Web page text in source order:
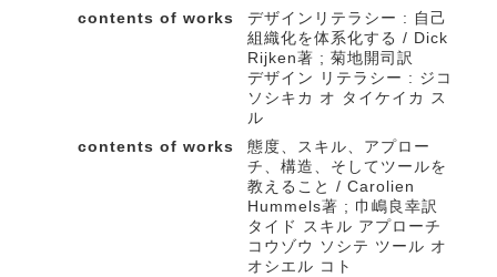
contents of works
デザインリテラシー : 自己
組織化を体系化する / Dick
Rijken著 ; 菊地開司訳
デザイン リテラシー : ジコ
ソシキカ オ タイケイカ ス
ル
contents of works
態度、スキル、アプロー
チ、構造、そしてツールを
教えること / Carolien
Hummels著 ; 巾嶋良幸訳
タイド スキル アプローチ
コウゾウ ソシテ ツール オ
オシエル コト